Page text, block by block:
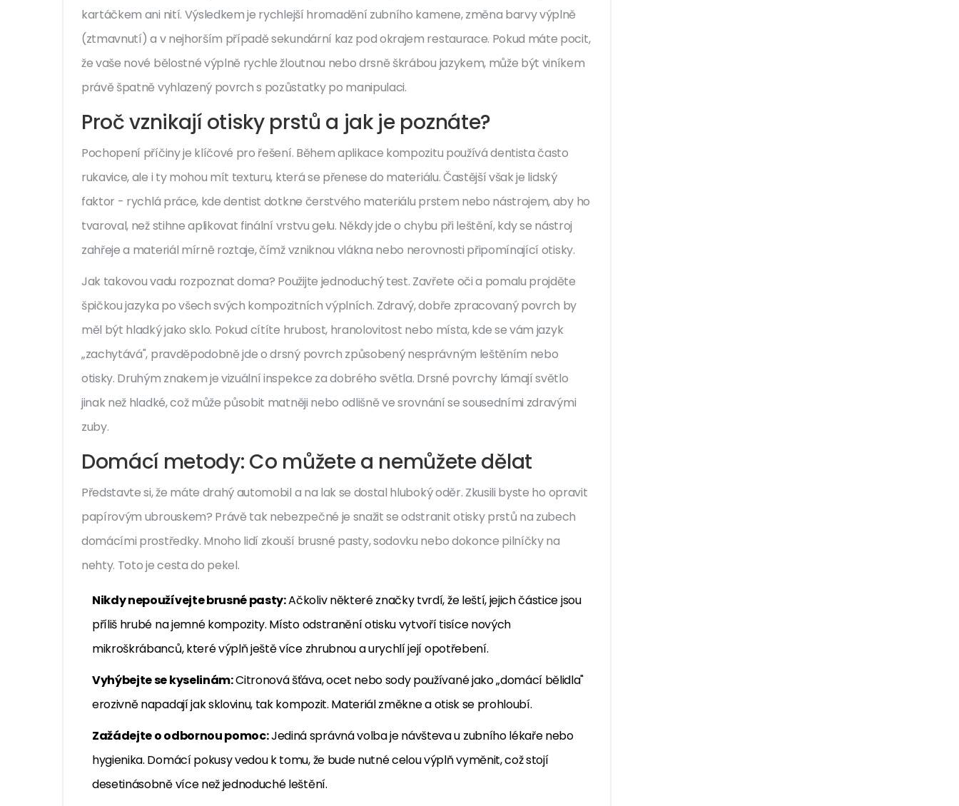
kartáčkem ani nití. Výsledkem je rychlejší hromadění zubního kamene, změna barvy výplně
(ztmavnutí) a v nejhorším případě sekundární kaz pod okrajem restaurace. Pokud máte pocit,
že vaše nové bělostné výplně rychle žloutnou nebo drsně škrábou jazykem, může být viníkem
právě špatně vyhlazený povrch s pozůstatky po manipulaci.
Proč vznikají otisky prstů a jak je poznáte?
Pochopení příčiny je klíčové pro řešení. Během aplikace kompozitu používá dentista často
rukavice, ale i ty mohou mít texturu, která se přenese do materiálu. Častější však je lidský
faktor - rychlá práce, kde dentist dotkne čerstvého materiálu prstem nebo nástrojem, aby ho
tvaroval, než stihne aplikovat finální vrstvu gelu. Někdy jde o chybu při leštění, kdy se nástroj
zahřeje a materiál mírně roztaje, čímž vzniknou vlákna nebo nerovnosti připomínající otisky.
Jak takovou vadu rozpoznat doma? Použijte jednoduchý test. Zavřete oči a pomalu projděte
špičkou jazyka po všech svých kompozitních výplních. Zdravý, dobře zpracovaný povrch by
měl být hladký jako sklo. Pokud cítíte hrubost, hranolovitost nebo místa, kde se vám jazyk
„zachytává", pravděpodobně jde o drsný povrch způsobený nesprávným leštěním nebo
otisky. Druhým znakem je vizuální inspekce za dobrého světla. Drsné povrchy lámají světlo
jinak než hladké, což může působit matněji nebo odlišně ve srovnání se sousedními zdravými
zuby.
Domácí metody: Co můžete a nemůžete dělat
Představte si, že máte drahý automobil a na lak se dostal hluboký oděr. Zkusili byste ho opravit
papírovým ubrouskem? Právě tak nebezpečné je snažit se odstranit otisky prstů na zubech
domácími prostředky. Mnoho lidí zkouší brusné pasty, sodovku nebo dokonce pilníčky na
nehty. Toto je cesta do pekel.
Nikdy nepoužívejte brusné pasty:Ačkoliv některé značky tvrdí, že leští, jejich částice jsou
příliš hrubé na jemné kompozity. Místo odstranění otisku vytvoří tisíce nových
mikroškrábanců, které výplň ještě více zhrubnou a urychlí její opotřebení.
Vyhýbejte se kyselinám:Citronová šťáva, ocet nebo sody používané jako „domácí bělidla"
erozivně napadají jak sklovinu, tak kompozit. Materiál změkne a otisk se prohloubí.
Zažádejte o odbornou pomoc:Jediná správná volba je návšteva u zubního lékaře nebo
hygienika. Domácí pokusy vedou k tomu, že bude nutné celou výplň vyměnit, což stojí
desetinásobně více než jednoduché leštění.